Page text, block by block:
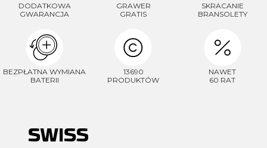
DODATKOWA
GWARANCJA
GRAWER
GRATIS
SKRACANIE
BRANSOLETY
BEZPŁATNA WYMIANA
BATERII
13690
PRODUKTÓW
NAWET
60 RAT